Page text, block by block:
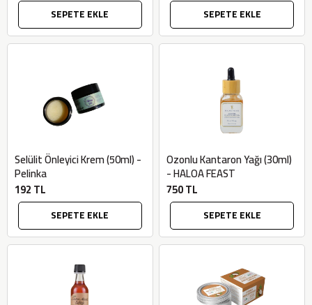
SEPETE EKLE SEPETE EKLE
Selülit Önleyici Krem (50ml) -
Pelinka
192 TL
SEPETE EKLE
Ozonlu Kantaron Yağı (30ml)
- HALOA FEAST
750 TL
SEPETE EKLE